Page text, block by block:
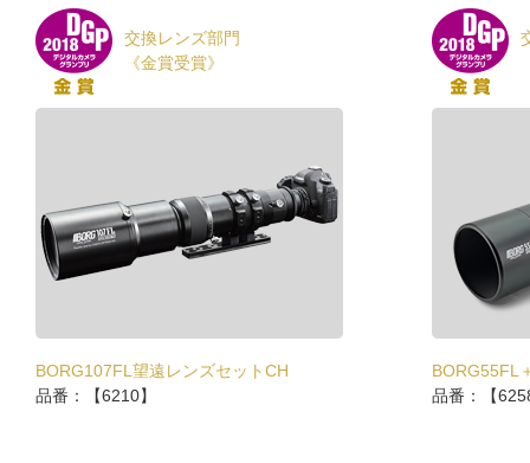
交換レンズ部門
《金賞受賞》
BORG107FL望遠レンズセットCH
品番：【6210】
BORG55FL
品番：【